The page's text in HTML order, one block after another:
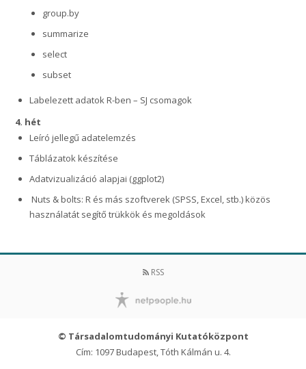
group.by
summarize
select
subset
Labelezett adatok R-ben – SJ csomagok
4. hét
Leíró jellegű adatelemzés
Táblázatok készítése
Adatvizualizáció alapjai (ggplot2)
Nuts & bolts: R és más szoftverek (SPSS, Excel, stb.) közös
használatát segítő trükkök és megoldások
RSS
© Társadalomtudományi Kutatóközpont
Cím: 1097 Budapest, Tóth Kálmán u. 4.